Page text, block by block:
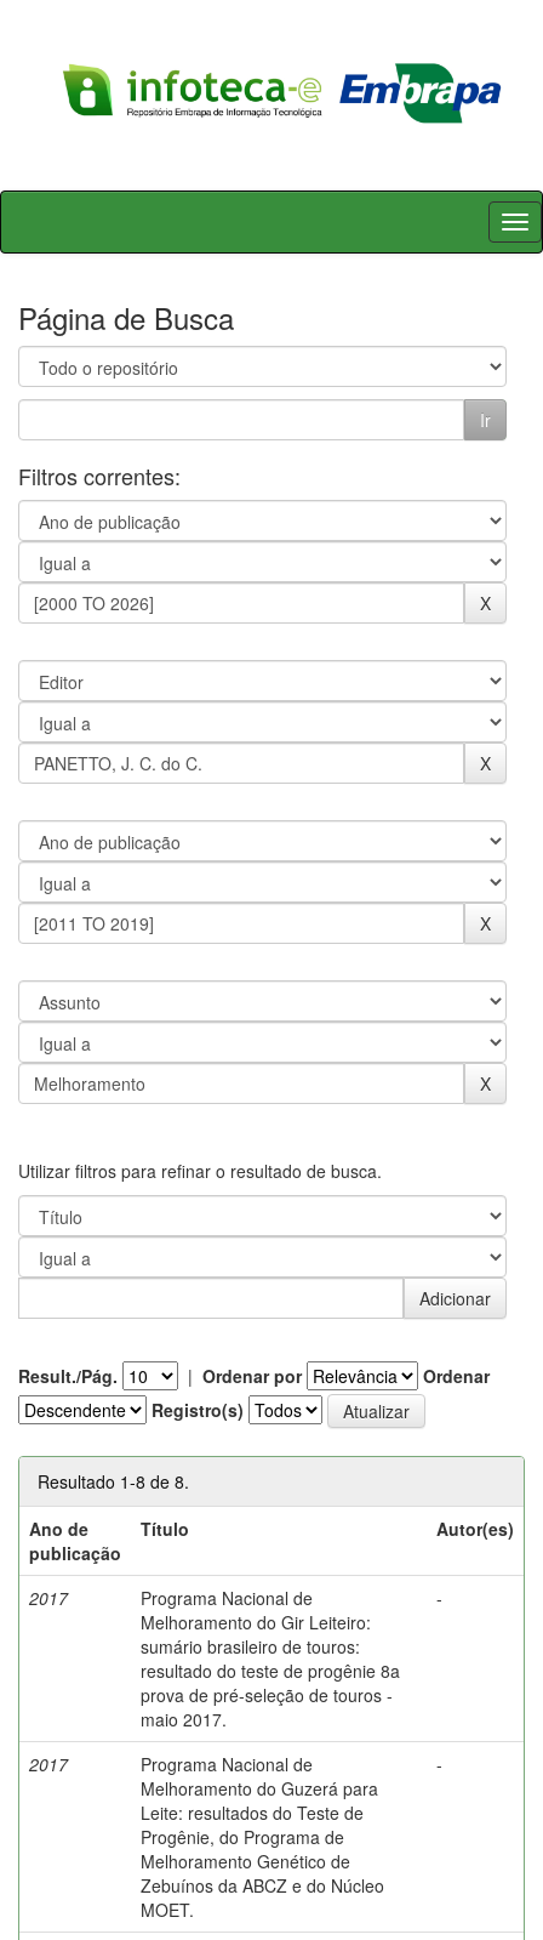
Skip
Página de Busca
Filtros correntes:
Utilizar filtros para refinar o resultado de busca.
Result./Pág. | Ordenar por
Ordenar
Registro(s)
Resultado 1-8 de 8.
Ano de
publicação
Título Autor(es)
2017
Programa Nacional de
Melhoramento do Gir Leiteiro:
sumário brasileiro de touros:
resultado do teste de progênie 8a
prova de pré-seleção de touros -
maio 2017.
-
2017
Programa Nacional de
Melhoramento do Guzerá para
Leite: resultados do Teste de
Progênie, do Programa de
Melhoramento Genético de
Zebuínos da ABCZ e do Núcleo
MOET.
-